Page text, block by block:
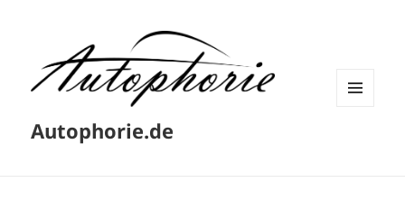
Autophorie.de